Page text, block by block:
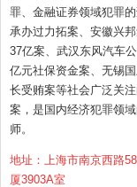
罪、金融证券领域犯罪的
承办过力拓案、安徽兴
37亿案、武汉东风汽车
亿元社保资金案、无锡
长受贿案等社会广泛关
案，是国内经济犯罪领
师。
地址：上海市南京西路
厦3903A室